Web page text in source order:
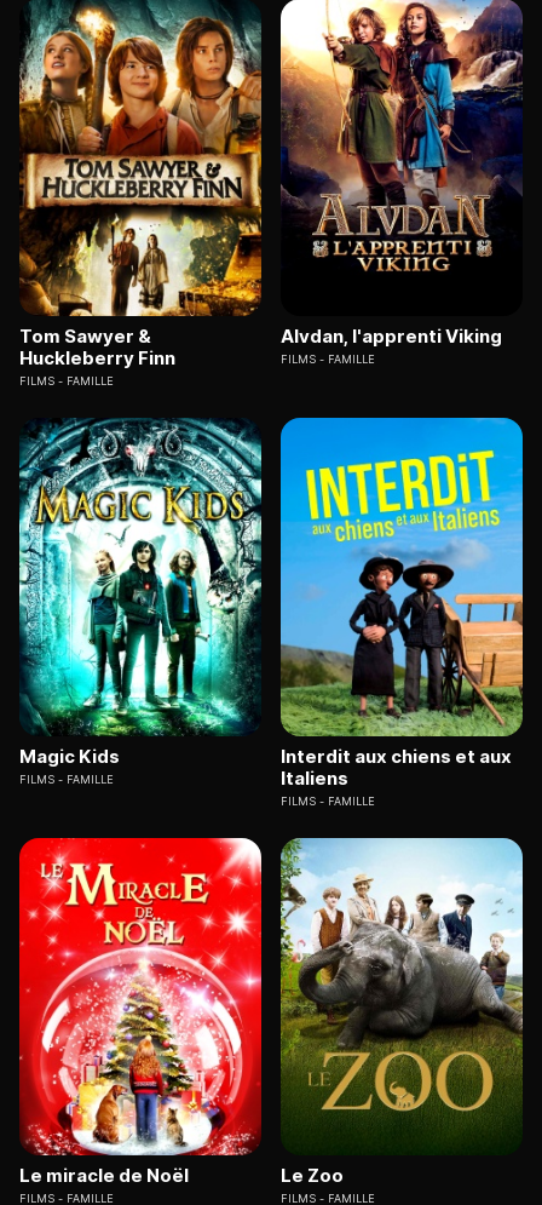
Tom Sawyer &
Huckleberry Finn
FILMS FAMILLE
Alvdan, l'apprenti Viking
FILMS FAMILLE
Magic Kids
FILMS FAMILLE
Interdit aux chiens et aux
Italiens
FILMS FAMILLE
Le miracle de Noël
FILMS FAMILLE
Le Zoo
FILMS FAMILLE